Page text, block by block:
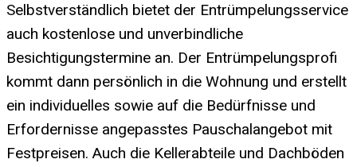
Selbstverständlich bietet der Entrümpelungsservice
auch kostenlose und unverbindliche
Besichtigungstermine an. Der Entrümpelungsprofi
kommt dann persönlich in die Wohnung und erstellt
ein individuelles sowie auf die Bedürfnisse und
Erfordernisse angepasstes Pauschalangebot mit
Festpreisen. Auch die Kellerabteile und Dachböden